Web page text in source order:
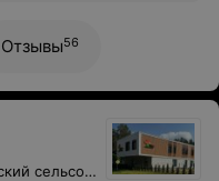
Отзывы56
агрогородок Ждановичи, Ждановичский сельсовет, 105